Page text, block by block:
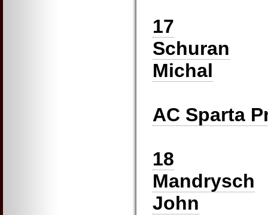
17
Schuran
Michal
AC Sparta
18
Mandrysch
John